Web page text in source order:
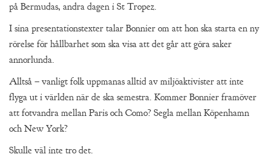
på Bermudas, andra dagen i St Tropez.
I sina presentationstexter talar Bonnier om att hon ska starta en ny
rörelse för hållbarhet som ska visa att det går att göra saker
annorlunda.
Alltså – vanligt folk uppmanas alltid av miljöaktivister att inte
flyga ut i världen när de ska semestra. Kommer Bonnier framöver
att fotvandra mellan Paris och Como? Segla mellan Köpenhamn
och New York?
Skulle väl inte tro det.